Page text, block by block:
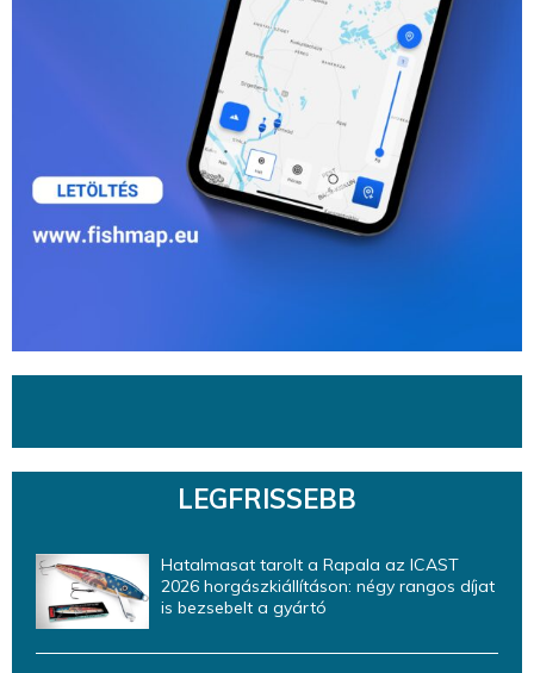
LEGFRISSEBB
Hatalmasat tarolt a Rapala az ICAST
2026 horgászkiállításon: négy rangos díjat
is bezsebelt a gyártó